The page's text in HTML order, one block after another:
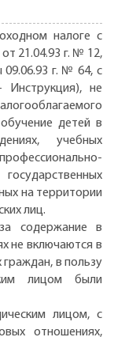
налоге с
21.04.93 г. № 12,
г. № 64, с
Инструкция), не
детей в
учебных
на территории
лиц.
содержание в
не включаются в
в пользу
лицом были
лицом, с
отношениях,